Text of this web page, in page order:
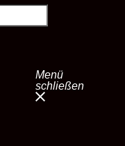
Menü
schließen